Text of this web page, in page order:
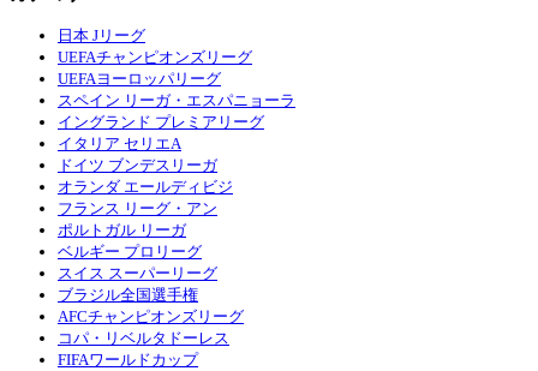
日本 Jリーグ
UEFAチャンピオンズリーグ
UEFAヨーロッパリーグ
スペイン リーガ・エスパニョーラ
イングランド プレミアリーグ
イタリア セリエA
ドイツ ブンデスリーガ
オランダ エールディビジ
フランス リーグ・アン
ポルトガル リーガ
ベルギー プロリーグ
スイス スーパーリーグ
ブラジル全国選手権
AFCチャンピオンズリーグ
コパ・リベルタドーレス
FIFAワールドカップ